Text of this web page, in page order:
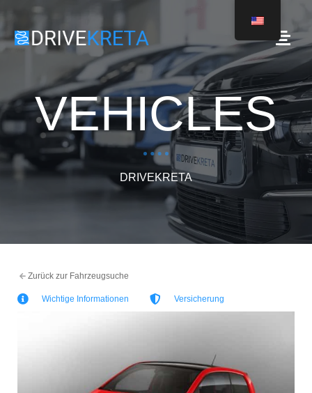
VEHICLES
DRIVEKRETA
Zurück zur Fahrzeugsuche
Wichtige Informationen Versicherung